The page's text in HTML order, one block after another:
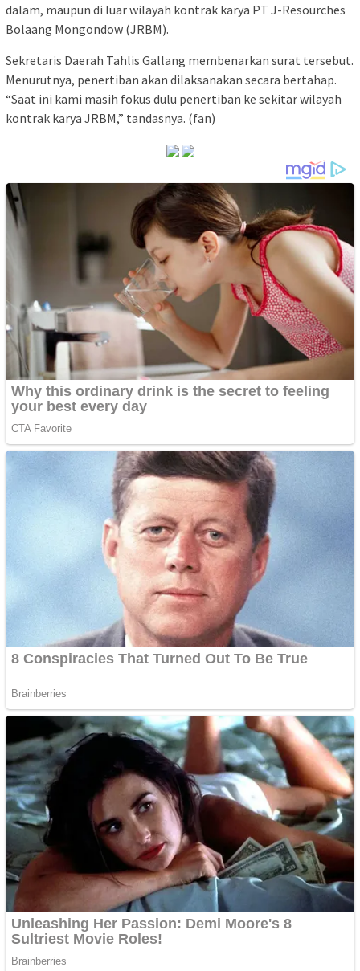
dalam, maupun di luar wilayah kontrak karya PT J-Resourches
Bolaang Mongondow (JRBM).
Sekretaris Daerah Tahlis Gallang membenarkan surat tersebut.
Menurutnya, penertiban akan dilaksanakan secara bertahap.
“Saat ini kami masih fokus dulu penertiban ke sekitar wilayah
kontrak karya JRBM,” tandasnya. (fan)